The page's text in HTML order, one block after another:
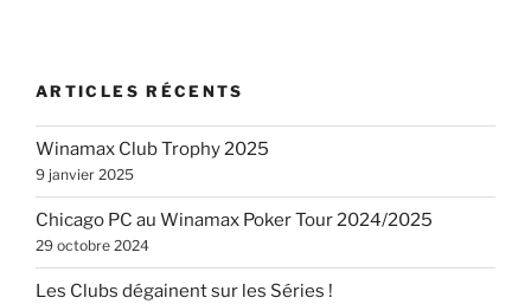
ARTICLES RÉCENTS
Winamax Club Trophy 2025
9 janvier 2025
Chicago PC au Winamax Poker Tour 2024/2025
29 octobre 2024
Les Clubs dégainent sur les Séries !